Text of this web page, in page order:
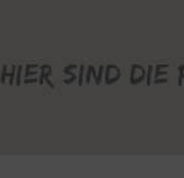
Hier sind die